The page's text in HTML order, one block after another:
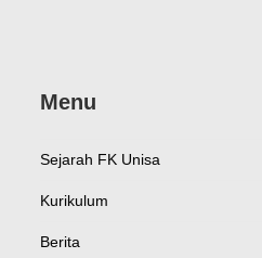
Menu
Sejarah FK Unisa
Kurikulum
Berita